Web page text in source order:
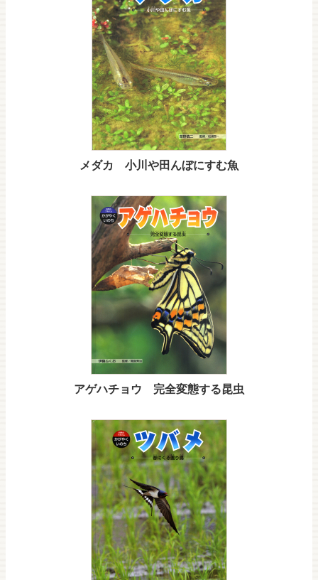
メダカ 小川や田んぼにすむ魚
アゲハチョウ 完全変態する昆虫